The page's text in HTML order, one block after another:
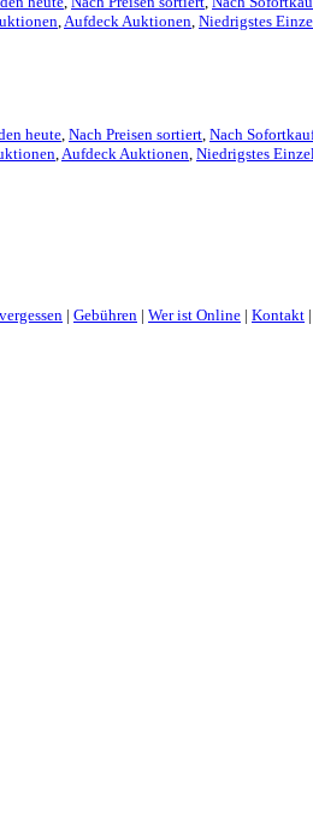
,Aufdeck Auktionen, Niedrigstes
heute, Nach Preisen sortiert, Nach
,Aufdeck Auktionen, Niedrigstes
| Gebühren | Wer ist Online | Kontakt